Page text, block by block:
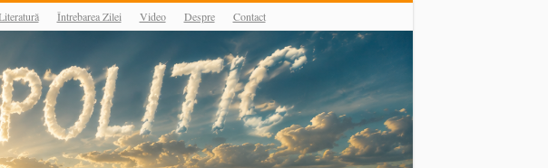
Întrebarea Zilei Video Despre Contact